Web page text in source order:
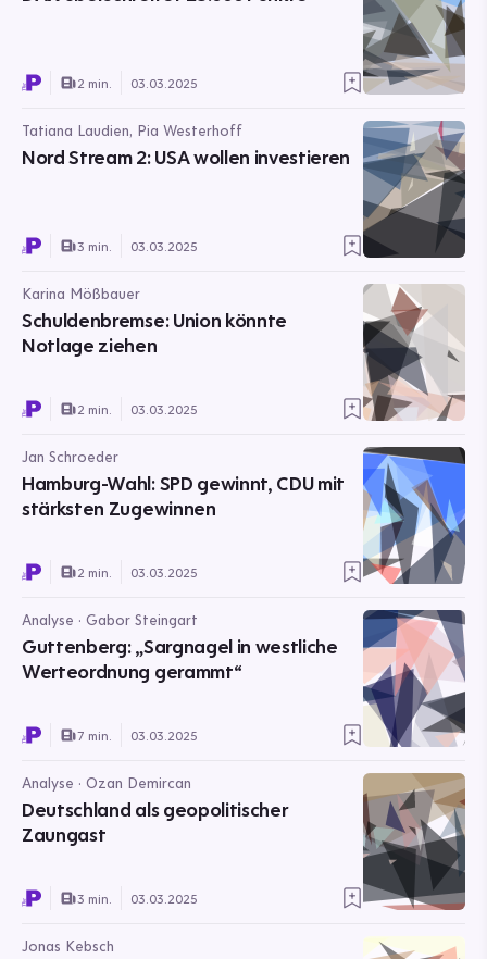
2 min. 03.03.2025
Tatiana Laudien, Pia Westerhoff
Nord Stream 2: USA wollen investieren
3 min. 03.03.2025
Karina Mößbauer
Schuldenbremse: Union könnte
Notlage ziehen
2 min. 03.03.2025
Jan Schroeder
Hamburg-Wahl: SPD gewinnt, CDU mit
stärksten Zugewinnen
2 min. 03.03.2025
Analyse · Gabor Steingart
Guttenberg: „Sargnagel in westliche
Werteordnung gerammt“
7 min. 03.03.2025
Analyse · Ozan Demircan
Deutschland als geopolitischer
Zaungast
3 min. 03.03.2025
Jonas Kebsch